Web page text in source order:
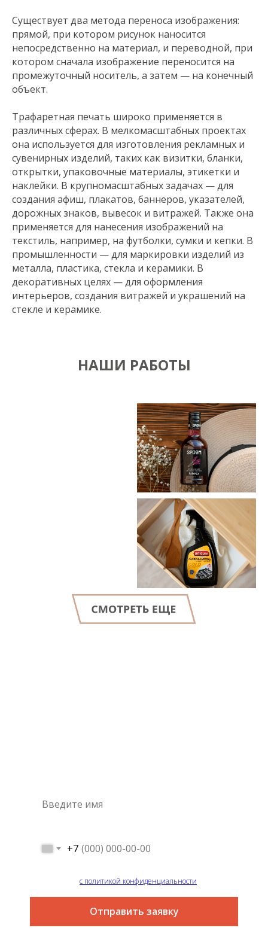
Существует два метода переноса изображения:
прямой, при котором рисунок наносится
непосредственно на материал, и переводной, при
котором сначала изображение переносится на
промежуточный носитель, а затем — на конечный
объект.
Трафаретная печать широко применяется в
различных сферах. В мелкомасштабных проектах
она используется для изготовления рекламных и
сувенирных изделий, таких как визитки, бланки,
открытки, упаковочные материалы, этикетки и
наклейки. В крупномасштабных задачах — для
создания афиш, плакатов, баннеров, указателей,
дорожных знаков, вывесок и витражей. Также она
применяется для нанесения изображений на
текстиль, например, на футболки, сумки и кепки. В
промышленности — для маркировки изделий из
металла, пластика, стекла и керамики. В
декоративных целях — для оформления
интерьеров, создания витражей и украшений на
стекле и керамике.
НАШИ РАБОТЫ
LET'S GO!
+7
с политикой конфиденциальности
Отправить заявку